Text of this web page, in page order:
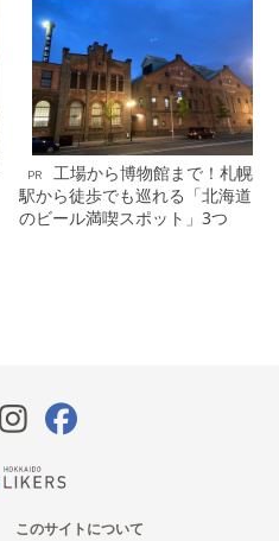
PR
工場から博物館まで！札幌
駅から徒歩でも巡れる「北海道
のビール満喫スポット」3つ
このサイトについて